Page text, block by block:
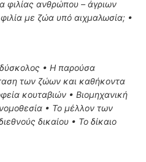
φιλίας ανθρώπου – άγριων
με ζώα υπό αιχμαλωσία; •
• Η παρούσα
των ζώων και καθήκοντα
κουταβιών • Βιομηχανική
• Το μέλλον των
δικαίου • Το δίκαιο